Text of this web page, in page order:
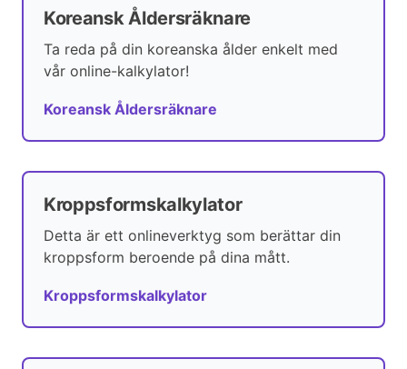
Koreansk Åldersräknare
Ta reda på din koreanska ålder enkelt med
vår online-kalkylator!
Koreansk Åldersräknare
Kroppsformskalkylator
Detta är ett onlineverktyg som berättar din
kroppsform beroende på dina mått.
Kroppsformskalkylator